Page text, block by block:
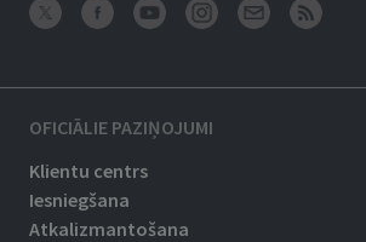
OFICIĀLIE PAZIŅOJUMI
Klientu centrs
Iesniegšana
Atkalizmantošana